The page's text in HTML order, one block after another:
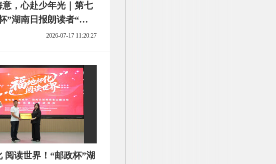
意，心赴少年光｜第七
”湖南日报朗读者“阅
更大的世界”主题活动
2026-07-17 11:20:27
阅读世界！“邮政杯”湖